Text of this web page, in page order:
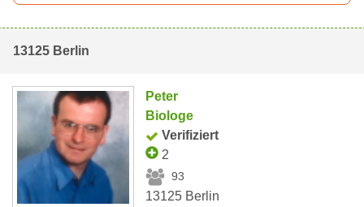
13125 Berlin
Peter
Biologe
Verifiziert
2
93
13125 Berlin